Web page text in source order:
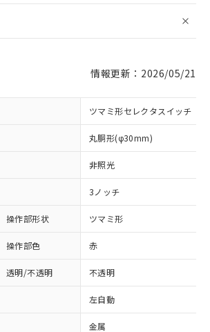
情報更新：2026/05/21
ツマミ形セレクタスイッチ
丸胴形(φ30mm)
非照光
3ノッチ
操作部形状 ツマミ形
操作部色 赤
透明/不透明 不透明
左自動
金属